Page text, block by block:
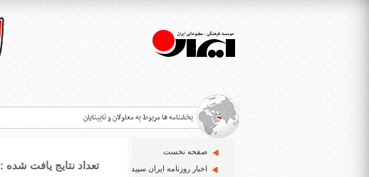
بخشنامه ها مربوط به معلولان و نابینایان
>
صفحه نخست
اخبار روزنامه ایران سپید
تعداد نتایج یافت شده : 465 (صفحه 4 از 47)